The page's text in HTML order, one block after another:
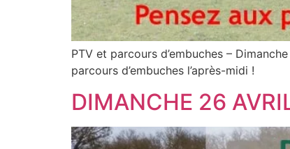
PTV et parcours d’embuches –
parcours d’embuches l’après-midi !
DIMANCHE 26